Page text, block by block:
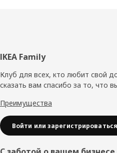
Нижний
колонтитул
IKEA Family
Клуб для всех, кто любит свой
сказать вам спасибо за то, что
Преимущества
Войти или зарегистрироваться